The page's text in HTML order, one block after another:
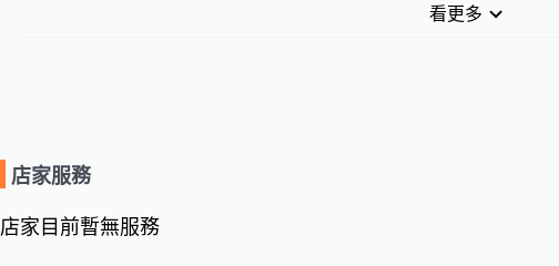
看更多
店家服務
店家目前暫無服務